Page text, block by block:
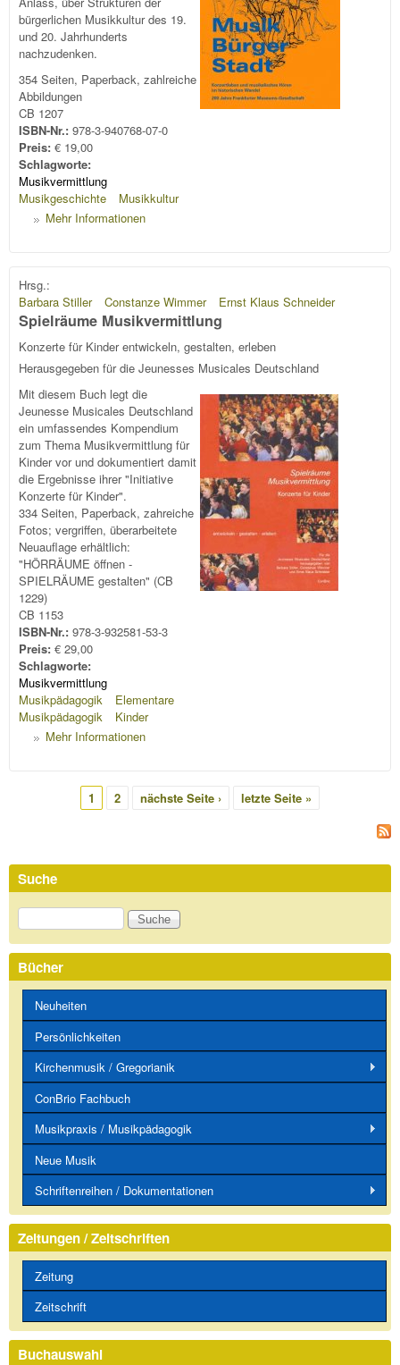
bürgerlichen Musikkultur des 19.
und 20. Jahrhunderts
nachzudenken.
354 Seiten, Paperback, zahlreiche
Abbildungen
CB 1207
ISBN-Nr.: 978-3-940768-07-0
Preis: € 19,00
Schlagworte:
Musikvermittlung
Musikgeschichte
Musikkultur
Mehr Informationen
Hrsg.:
Barbara Stiller
Constanze Wimmer Ernst Klaus Schneider
Spielräume Musikvermittlung
Konzerte für Kinder entwickeln, gestalten, erleben
Herausgegeben für die Jeunesses Musicales Deutschland
Mit diesem Buch legt die
Jeunesse Musicales Deutschland
ein umfassendes Kompendium
zum Thema Musikvermittlung für
Kinder vor und dokumentiert damit
die Ergebnisse ihrer "Initiative
Konzerte für Kinder".
334 Seiten, Paperback, zahreiche
Fotos; vergriffen, überarbeitete
Neuauflage erhältlich:
"HÖRRÄUME öffnen -
SPIELRÄUME gestalten" (CB
1229)
CB 1153
ISBN-Nr.: 978-3-932581-53-3
Preis: € 29,00
Schlagworte:
Musikvermittlung
Musikpädagogik
Elementare
Musikpädagogik
Kinder
Mehr Informationen
1 2 nächste Seite › letzte Seite »
Suche
Suche
Bücher
Neuheiten
Persönlichkeiten
Kirchenmusik / Gregorianik
ConBrio Fachbuch
Musikpraxis / Musikpädagogik
Neue Musik
Schriftenreihen / Dokumentationen
Zeitungen / Zeitschriften
Zeitung
Zeitschrift
Buchauswahl